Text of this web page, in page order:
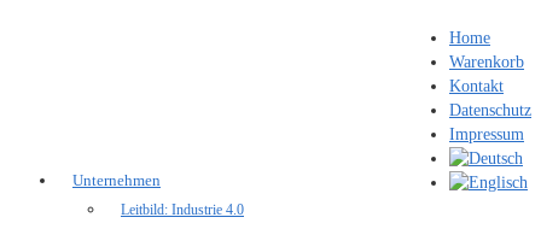
Home
Warenkorb
Kontakt
Datenschutz
Impressum
Unternehmen
Leitbild: Industrie 4.0